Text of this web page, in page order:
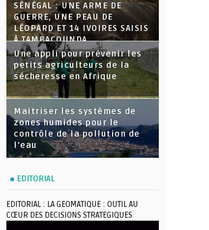
SÉNÉGAL : UNE ARME DE
GUERRE, UNE PEAU DE
LÉOPARD ET 14 IVOIRES SAISIS
À TAMBACOUNDA
Une appli pour prévenir les
petits agriculteurs de la
sécheresse en Afrique
Maitriser les systèmes de
zones humides pour le
contrôle de la pollution de
l'eau
EDITORIAL
EDITORIAL : LA GEOMATIQUE : OUTIL AU
CŒUR DES DECISIONS STRATEGIQUES